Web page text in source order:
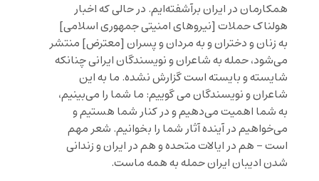
همکارمان در ایران برآشفته‌ایم. در حالی که اخبار
هولناک حملات [نیروهای امنیتی جمهوری اسلامی]
به زنان و دختران و به مردان و پسران [معترض] منتشر
می‌شود، حمله به شاعران و نویسندگان ایرانی چنانکه
شایسته و بایسته است گزارش نشده. ما به این
شاعران و نویسندگان می گوییم: ما شما را می‌بینیم،
به شما اهمیت می‌دهیم و در کنار شما هستیم و
می‌خواهیم در آینده آثار شما را بخوانیم. شعر مهم
است – هم در ایالات متحده و هم در ایران و زندانی
شدن ادیبان ایران حمله به همه ماست.